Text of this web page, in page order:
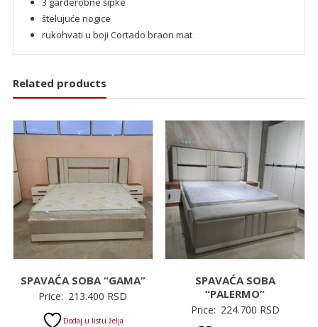
štelujuće nogice
rukohvati u boji Cortado braon mat
Related products
SPAVAĆA SOBA “GAMA”
Price: 213.400 RSD
Dodaj u listu želja
SPAVAĆA SOBA
“PALERMO”
Price: 224.700 RSD